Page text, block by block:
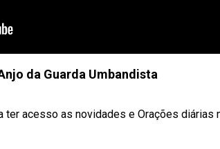
da Guarda Umbandista
ter acesso as novidades e Orações